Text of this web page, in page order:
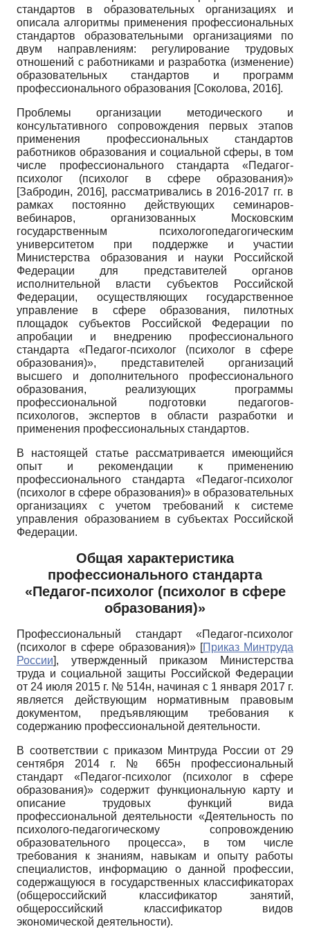
стандартов в образовательных организациях и
описала алгоритмы применения профессиональных
стандартов образовательными организациями по
двум направлениям: регулирование трудовых
отношений с работниками и разработка (изменение)
образовательных стандартов и программ
профессионального образования [Соколова, 2016].
Проблемы организации методического и
консультативного сопровождения первых этапов
применения профессиональных стандартов
работников образования и социальной сферы, в том
числе профессионального стандарта «Педагог-
психолог (психолог в сфере образования)»
[Забродин, 2016], рассматривались в 2016-2017 гг. в
рамках постоянно действующих семинаров-
вебинаров, организованных Московским
государственным психолого­педагогическим
университетом при поддержке и участии
Министерства образования и науки Российской
Федерации для представителей органов
исполнительной власти субъектов Российской
Федерации, осуществляющих государственное
управление в сфере образования, пилотных
площадок субъектов Российской Федерации по
апробации и внедрению профессионального
стандарта «Педагог-психолог (психолог в сфере
образования)», представителей организаций
высшего и дополнительного профессионального
образования, реализующих программы
профессиональной подготовки педагогов-
психологов, экспертов в области разработки и
применения профессиональных стандартов.
В настоящей статье рассматривается имеющийся
опыт и рекомендации к применению
профессионального стандарта «Педагог-психолог
(психолог в сфере образования)» в образовательных
организациях с учетом требований к системе
управления образованием в субъектах Российской
Федерации.
Общая характеристика
профессионального стандарта
«Педагог-психолог (психолог в сфере
образования)»
Профессиональный стандарт «Педагог-психолог
(психолог в сфере образования)» [Приказ Минтруда
России], утвержденный приказом Министерства
труда и социальной защиты Российской Федерации
от 24 июля 2015 г. № 514н, начиная с 1 января 2017 г.
является действующим нормативным правовым
документом, предъявляющим требования к
содержанию профессиональной деятельности.
В соответствии с приказом Минтруда России от 29
сентября 2014 г. № 665н профессиональный
стандарт «Педагог-психолог (психолог в сфере
образования)» содержит функциональную карту и
описание трудовых функций вида
профессиональной деятельности «Деятельность по
психолого-педагогическому сопровождению
образовательного процесса», в том числе
требования к знаниям, навыкам и опыту работы
специалистов, информацию о данной профессии,
содержащуюся в государственных классификаторах
(общероссийский классификатор занятий,
общероссийский классификатор видов
экономической деятельности).